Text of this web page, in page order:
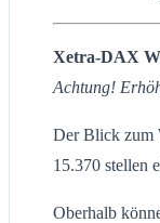
Xetra-DAX
Achtung!
Der Blick zum
15.370 stellen
Oberhalb